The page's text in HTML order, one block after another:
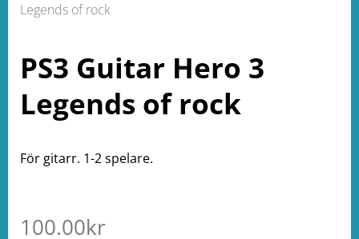
Legends of rock
PS3 Guitar Hero 3
Legends of rock
För gitarr. 1-2 spelare.
100.00kr